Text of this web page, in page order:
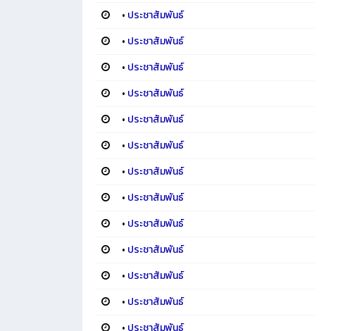
• ประชาสัมพันธ์
• ประชาสัมพันธ์
• ประชาสัมพันธ์
• ประชาสัมพันธ์
• ประชาสัมพันธ์
• ประชาสัมพันธ์
• ประชาสัมพันธ์
• ประชาสัมพันธ์
• ประชาสัมพันธ์
• ประชาสัมพันธ์
• ประชาสัมพันธ์
• ประชาสัมพันธ์
• ประชาสัมพันธ์